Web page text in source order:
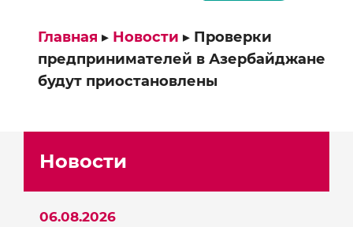
Главная ▸ Новости ▸ Проверки
предпринимателей в Азербайджане
будут приостановлены
Новости
06.08.2026